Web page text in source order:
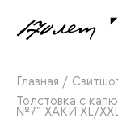
Главная /
Толстовка с
№7" ХАКИ XL/